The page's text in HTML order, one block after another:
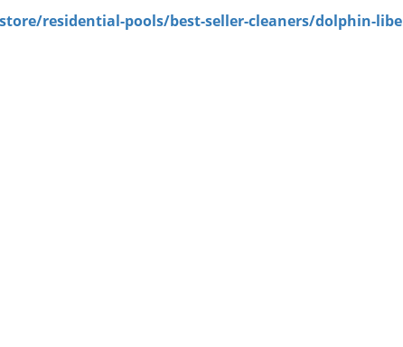
residential-pools/best-seller-cleaners/dolphin-